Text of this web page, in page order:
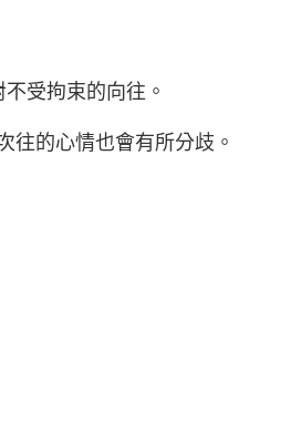
受拘束的向往。
往的心情也會有所分歧。